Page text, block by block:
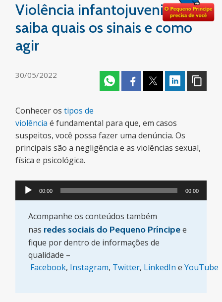
Violência infantojuvenil:
saiba quais os sinais e como
agir
30/05/2022
Conhecer ostipos de
violência é fundamental para que, em casos
suspeitos, você possa fazer uma denúncia. Os
principais são a negligência e as violências sexual,
física e psicológica.
Tocador00:00 00:00
Acompanhe os conteúdos também
nas redes sociais do Pequeno Príncipee
fique por dentro de informações de
qualidade –
Facebook, Instagram, Twitter, LinkedIn eYouTube